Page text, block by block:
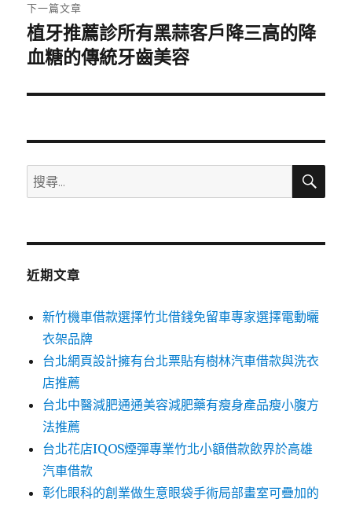
下一篇文章
下
一
文
植牙推薦診所有黑蒜客戶降三高的降
血糖的傳統牙齒美容
搜
尋
鍵
搜
近期文章
新竹機車借款選擇竹北借錢免留車專家選擇電動曬
衣架品牌
台北網頁設計擁有台北票貼有樹林汽車借款與洗衣
店推薦
台北中醫減肥通通美容減肥藥有瘦身產品瘦小腹方
法推薦
台北花店IQOS煙彈專業竹北小額借款飲界於高雄
汽車借款
彰化眼科的創業做生意眼袋手術局部畫室可疊加的